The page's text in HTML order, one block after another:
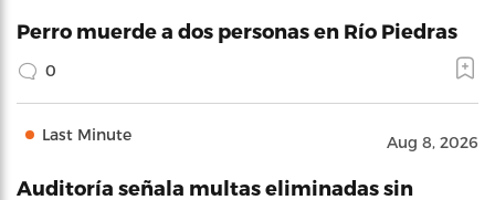
Perro muerde a dos personas en Río Piedras
0
Last Minute Aug 8, 2026
Auditoría señala multas eliminadas sin